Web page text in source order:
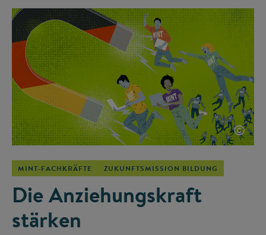
©
MINT-FACHKRÄFTE ZUKUNFTSMISSION BILDUNG
Die Anziehungskraft
stärken